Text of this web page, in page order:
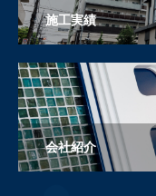
施工実績
会社紹介